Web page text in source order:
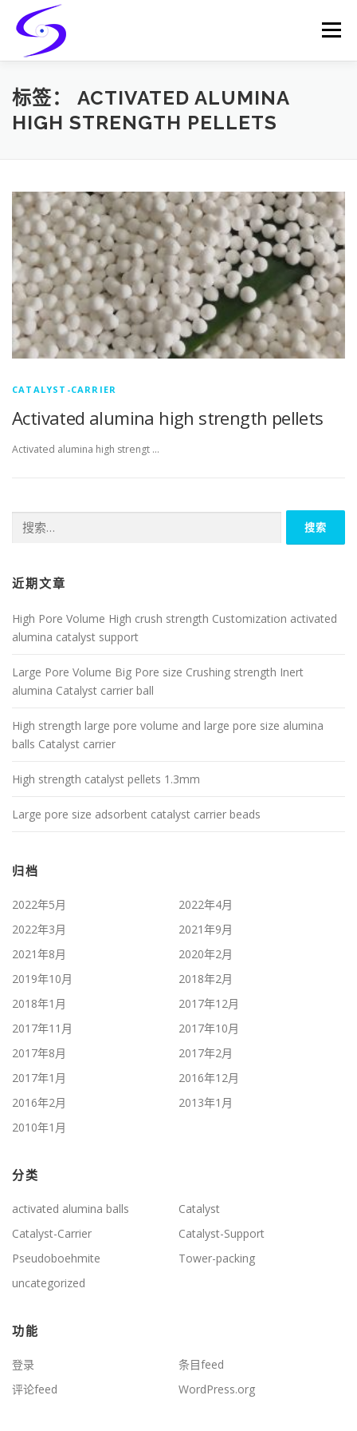
content
Menu
HOME PRODUCTS CATALYST-CARRIER
标签： ACTIVATED ALUMINA
HIGH STRENGTH PELLETS
CATALYST-CARRIER
Activated alumina high strength pellets
Activated alumina high strengt …
索：
近期文章
High Pore Volume High crush strength Customization activated
alumina catalyst support
Large Pore Volume Big Pore size Crushing strength Inert
alumina Catalyst carrier ball
High strength large pore volume and large pore size alumina
balls Catalyst carrier
High strength catalyst pellets 1.3mm
Large pore size adsorbent catalyst carrier beads
归档
2022年5月
2022年4月
2022年3月
2021年9月
2021年8月
2020年2月
2019年10月
2018年2月
2018年1月
2017年12月
2017年11月
2017年10月
2017年8月
2017年2月
2017年1月
2016年12月
2016年2月
2013年1月
2010年1月
分类
activated alumina balls
Catalyst
Catalyst-Carrier
Catalyst-Support
Pseudoboehmite
Tower-packing
uncategorized
功能
登录
条目feed
评论feed
WordPress.org